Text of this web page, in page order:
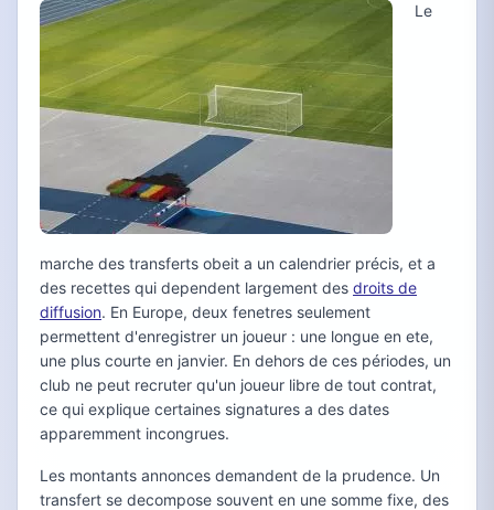
Le
marche des transferts obeit a un calendrier précis, et a
des recettes qui dependent largement des droits de
diffusion. En Europe, deux fenetres seulement
permettent d'enregistrer un joueur : une longue en ete,
une plus courte en janvier. En dehors de ces périodes, un
club ne peut recruter qu'un joueur libre de tout contrat,
ce qui explique certaines signatures a des dates
apparemment incongrues.
Les montants annonces demandent de la prudence. Un
transfert se decompose souvent en une somme fixe, des